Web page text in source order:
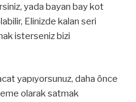
yada bayan bay kot
Elinizde kalan seri
isterseniz bizi
yapıyorsunuz, daha önce
olarak satmak